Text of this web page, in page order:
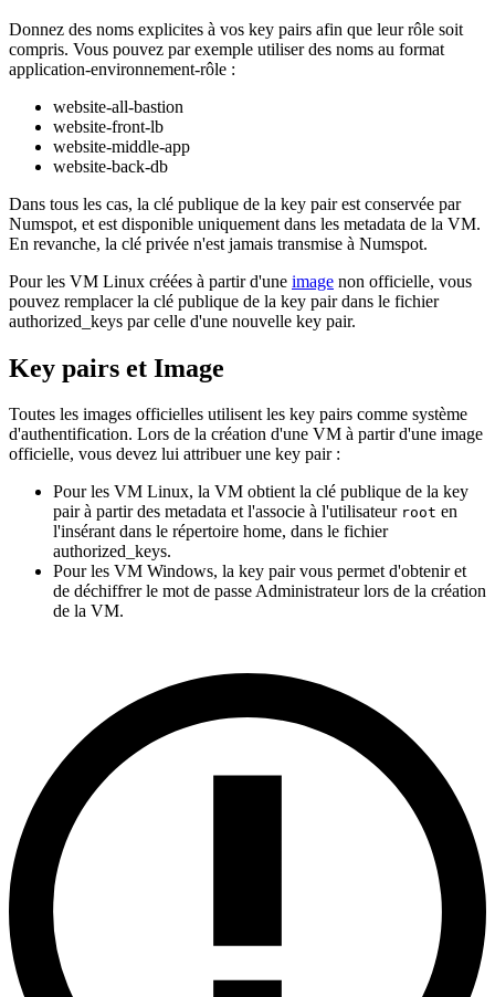
Donnez des noms explicites à vos key pairs afin que leur rôle soit
compris. Vous pouvez par exemple utiliser des noms au format
application-environnement-rôle :
website-all-bastion
website-front-lb
website-middle-app
website-back-db
Dans tous les cas, la clé publique de la key pair est conservée par
Numspot, et est disponible uniquement dans les metadata de la VM.
En revanche, la clé privée n'est jamais transmise à Numspot.
Pour les VM Linux créées à partir d'une image non officielle, vous
pouvez remplacer la clé publique de la key pair dans le fichier
authorized_keys par celle d'une nouvelle key pair.
Key pairs et Image
Toutes les images officielles utilisent les key pairs comme système
d'authentification. Lors de la création d'une VM à partir d'une image
officielle, vous devez lui attribuer une key pair :
Pour les VM Linux, la VM obtient la clé publique de la key
pair à partir des metadata et l'associe à l'utilisateur root en
l'insérant dans le répertoire home, dans le fichier
authorized_keys.
Pour les VM Windows, la key pair vous permet d'obtenir et
de déchiffrer le mot de passe Administrateur lors de la création
de la VM.